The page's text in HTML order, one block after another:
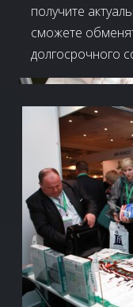
получите
сможете
долгосрочного